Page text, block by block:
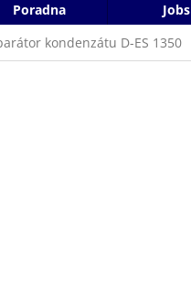
Poradna Jobs
kondenzátu D-ES 1350